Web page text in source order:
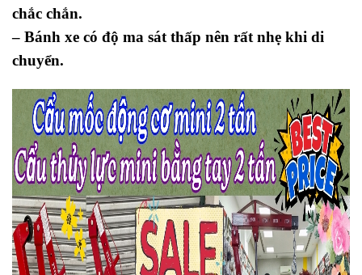
chắc chắn.
– Bánh xe có độ ma sát thấp nên rất nhẹ khi di
chuyển.